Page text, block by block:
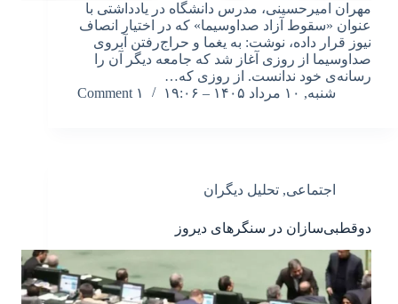
مهران امیرحسینی، مدرس دانشگاه در یادداشتی با
عنوان «سقوط آزاد صداوسیما» که در اختیار انصاف
نیوز قرار داده، نوشت: به یغما و حراج‌رفتن آبروی
صداوسیما از روزی آغاز شد که جامعه دیگر آن را
رسانه‌ی خود ندانست. از روزی که…
شنبه, ۱۰ مرداد ۱۴۰۵ – ۱۹:۰۶
۱ Comment
اجتماعی, تحلیل دیگران
دوقطبی‌سازان در سنگرهای دیروز